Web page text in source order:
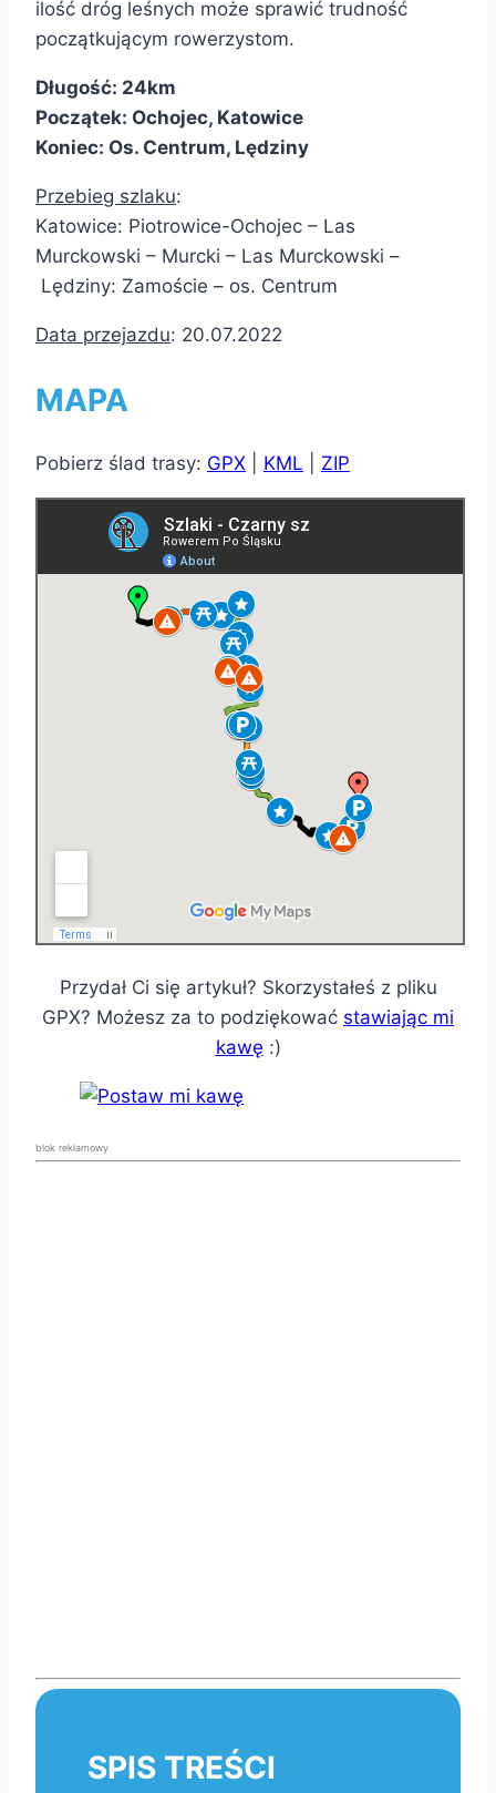
ilość dróg leśnych może sprawić trudność
początkującym rowerzystom.
Długość: 24km
Początek: Ochojec, Katowice
Koniec: Os. Centrum, Lędziny
Przebieg szlaku:
Katowice: Piotrowice-Ochojec – Las
Murckowski – Murcki – Las Murckowski –
Lędziny: Zamoście – os. Centrum
Data przejazdu: 20.07.2022
MAPA
Pobierz ślad trasy: GPX KML ZIP
Przydał Ci się artykuł? Skorzystałeś z pliku
GPX? Możesz za to podziękować stawiając mi
kawę :)
blok reklamowy
SPIS TREŚCI